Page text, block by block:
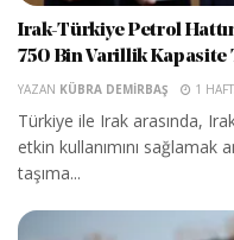
Irak-Türkiye Petrol
750 Bin Varillik Kapasite
YAZAN KÜBRA DEMIRBAŞ 1
Türkiye ile Irak arasında,
etkin kullanımını sağlamak
taşıma...